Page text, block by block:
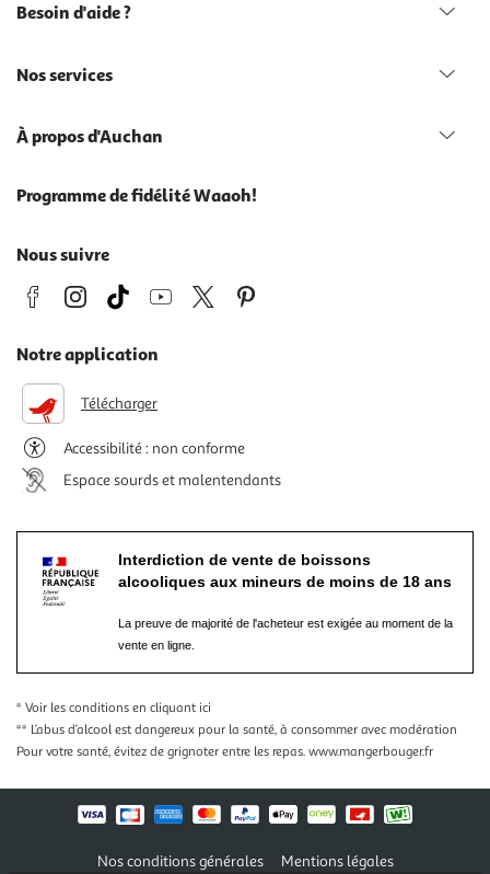
Besoin d'aide ?
Nos services
À propos d'Auchan
Programme de fidélité Waaoh!
Nous suivre
Notre application
Télécharger
Accessibilité : non conforme
Espace sourds et malentendants
Interdiction de vente de boissons
alcooliques aux mineurs de moins de 18 ans
La preuve de majorité de l'acheteur est exigée au moment de la
vente en ligne.
* Voir les conditions en cliquant ici
** L’abus d’alcool est dangereux pour la santé, à consommer avec modération
Pour votre santé, évitez de grignoter entre les repas. www.mangerbouger.fr
Nos conditions générales Mentions légales